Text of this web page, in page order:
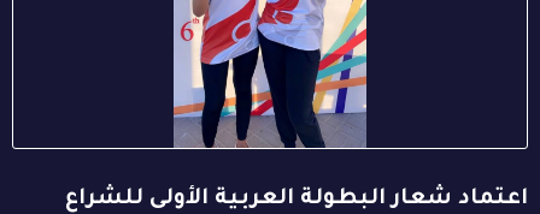
اعتماد شعار البطولة العربية الأولى للشراع